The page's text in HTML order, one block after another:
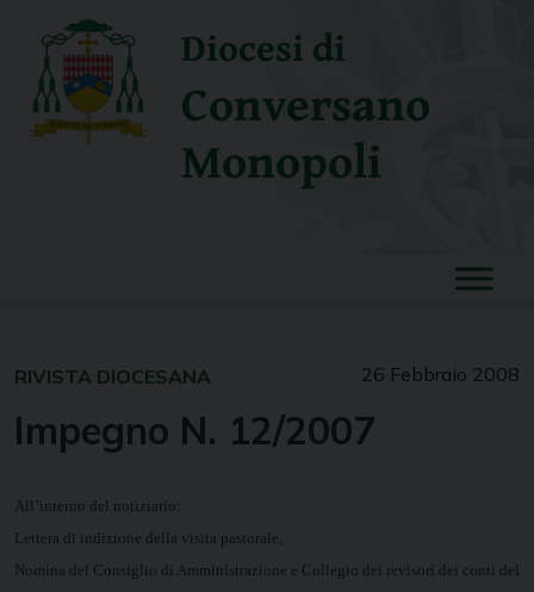
content
Diocesi di
Conversano
Monopoli
26 Febbraio 2008
RIVISTA DIOCESANA
Impegno N. 12/2007
All’interno del notiziario:
Lettera di indizione della visita pastorale,
Nomina del Consiglio di Amministrazione e Collegio dei revisori dei conti del